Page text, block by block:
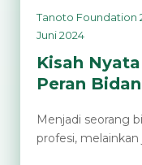
Tanoto Foundation
Juni 2024
Kisah
Peran
Menjadi seorang
profesi,